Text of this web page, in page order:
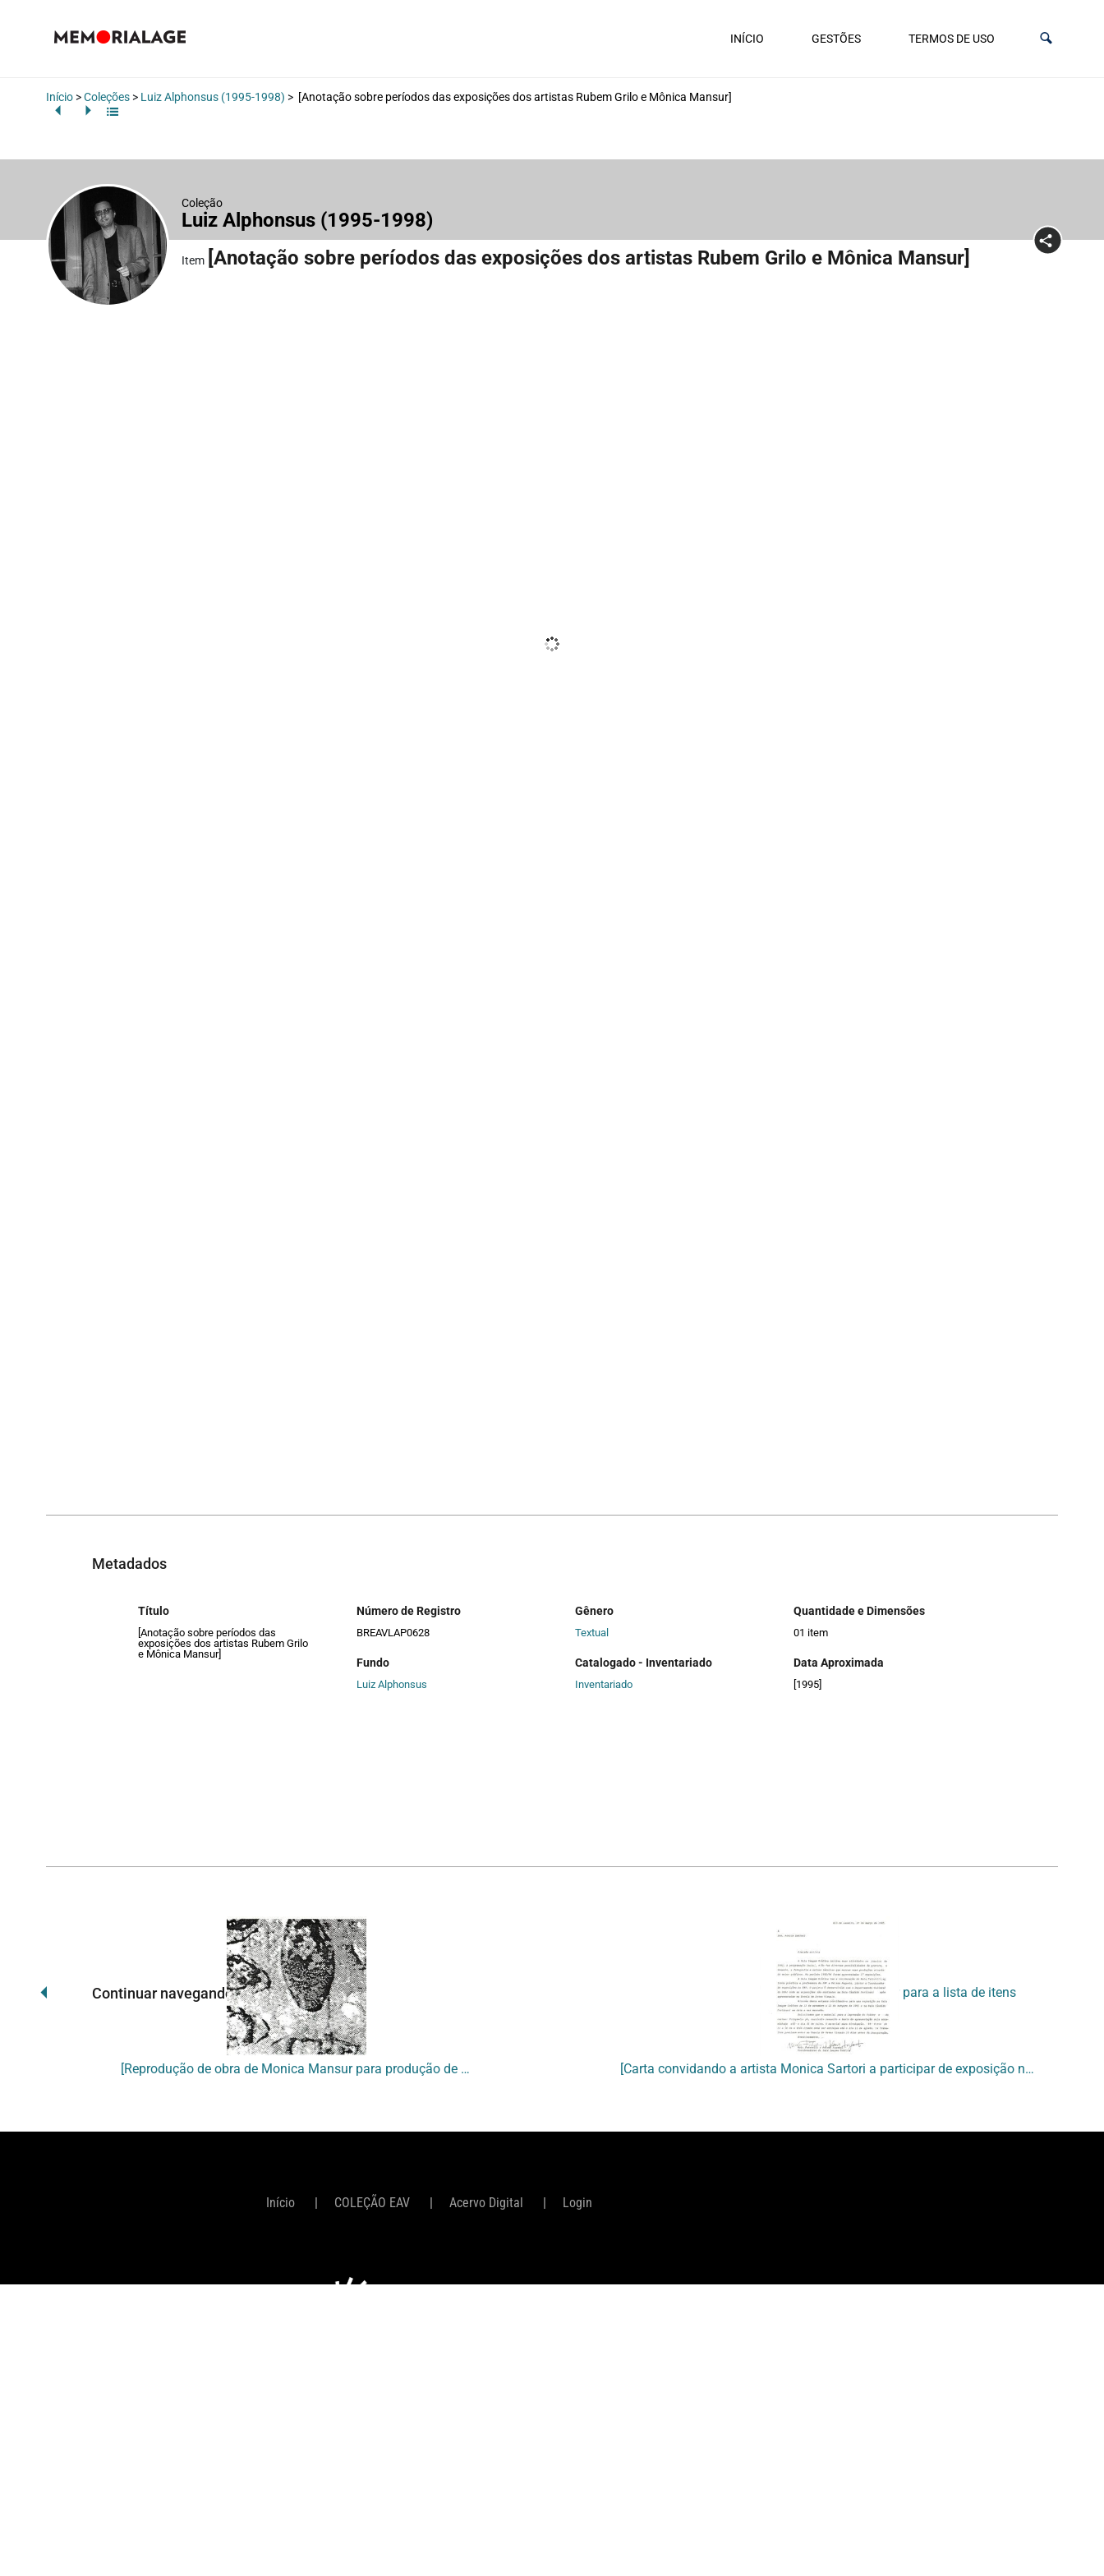
INÍCIO GESTÕES TERMOS DE USO
Início >Coleções > Luiz Alphonsus (1995-1998) > [Anotação sobre períodos das exposições dos artistas Rubem Grilo e Mônica Mansur]
Coleção
Luiz Alphonsus (1995-1998)
Item [Anotação sobre períodos das exposições dos artistas Rubem Grilo e Mônica Mansur]
Metadados
Título
[Anotação sobre períodos das
exposições dos artistas Rubem Grilo
e Mônica Mansur]
Número de Registro
BREAVLAP0628
Fundo
Luiz Alphonsus
Gênero
Textual
Catalogado - Inventariado
Inventariado
Quantidade e Dimensões
01 item
Data Aproximada
[1995]
Continuar navegando
[Reprodução de obra de Monica Mansur para produção de folder para exposição] [Carta convidando a artista Monica Sartori a participar de exposição na sala de Imagem Gráfica]
Voltar para a lista de itens
Início COLEÇÃO EAV Acervo Digital Login